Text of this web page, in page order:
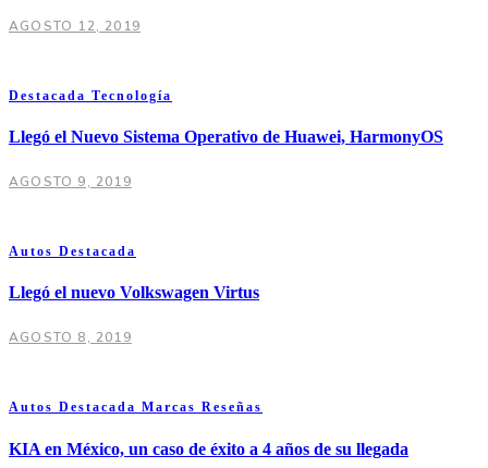
AGOSTO 12, 2019
Destacada Tecnología
Llegó el Nuevo Sistema Operativo de Huawei, HarmonyOS
AGOSTO 9, 2019
Autos Destacada
Llegó el nuevo Volkswagen Virtus
AGOSTO 8, 2019
Autos Destacada Marcas Reseñas
KIA en México, un caso de éxito a 4 años de su llegada